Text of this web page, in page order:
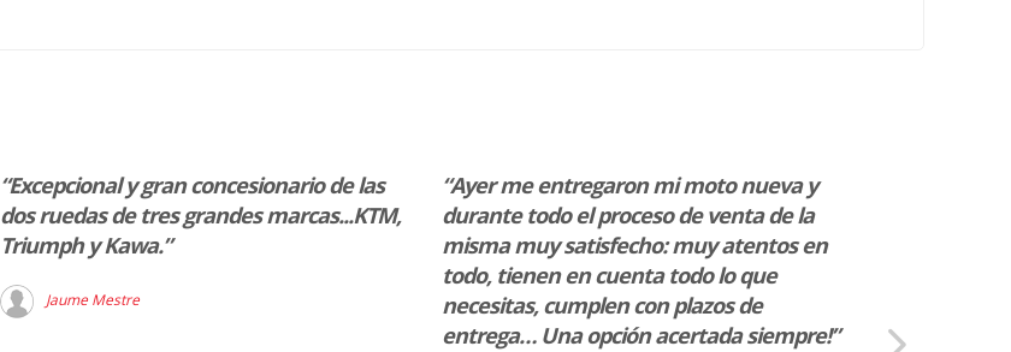
“Excepcional y gran concesionario de las
dos ruedas de tres grandes marcas...KTM,
Triumph y Kawa.”
Jaume Mestre
“Ayer me entregaron mi moto nueva y
durante todo el proceso de venta de la
misma muy satisfecho: muy atentos en
todo, tienen en cuenta todo lo que
necesitas, cumplen con plazos de
entrega… Una opción acertada siempre!”